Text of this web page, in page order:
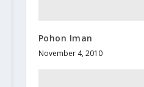
Pohon Iman
November 4, 2010